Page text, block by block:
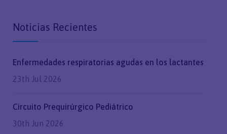
Noticias Recientes
Enfermedades respiratorias agudas en los lactantes
23th Jul 2026
Circuito Prequirúrgico Pediátrico
30th Jun 2026